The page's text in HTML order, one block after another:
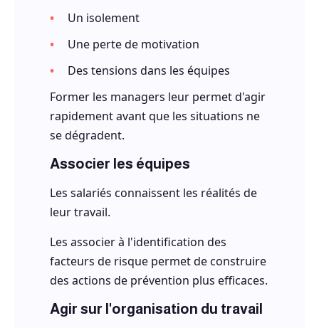
Un isolement
Une perte de motivation
Des tensions dans les équipes
Former les managers leur permet d'agir
rapidement avant que les situations ne
se dégradent.
Associer les équipes
Les salariés connaissent les réalités de
leur travail.
Les associer à l'identification des
facteurs de risque permet de construire
des actions de prévention plus efficaces.
Agir sur l'organisation du travail